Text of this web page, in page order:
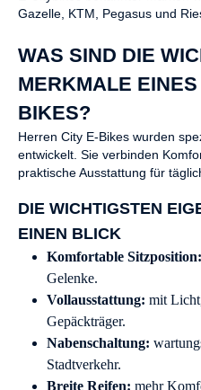
Gazelle, KTM, Pegasus und
WAS SIND DIE
MERKMALE
BIKES?
Herren City E-Bikes wurden
entwickelt. Sie verbinden
praktische Ausstattung für
DIE WICHTIGSTEN
EINEN BLICK
Komfortable Sitzposition:
Gelenke.
Vollausstattung: mit
Gepäckträger.
Nabenschaltung:
Stadtverkehr.
Breite Reifen: mehr